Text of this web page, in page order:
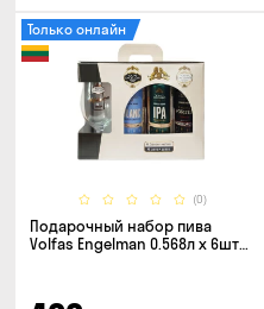
(0)
Только онлайн
Подарочный набор пива
Volfas Engelman 0.568л x 6шт +